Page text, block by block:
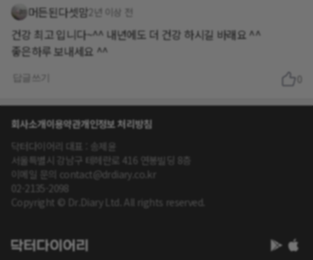
머든된다셋맘2년 이상 전
건강 최고 입니다~^^ 내년에도 더 건강 하시길 바래요 ^^
좋은하루 보내세요 ^^
회사소개이용약관개인정보 처리방침
닥터다이어리 대표 : 송제윤
서울특별시 강남구 테헤란로 416 연봉빌딩 8층
이메일 문의 contact@drdiary.co.kr
02-2135-2098
Copyright © Dr.Diary Ltd. All rights reserved.